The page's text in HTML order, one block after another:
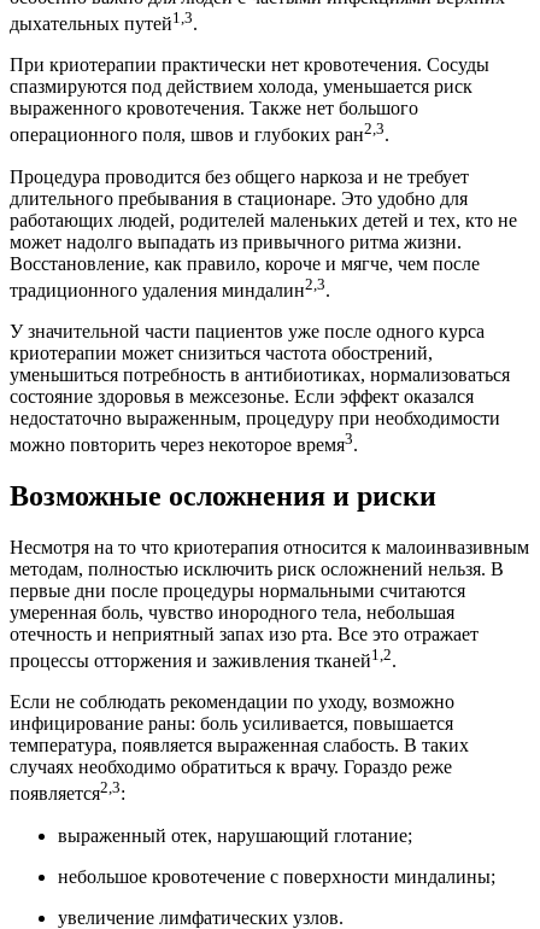
дыхательных путей1,3.
При криотерапии практически нет кровотечения. Сосуды
спазмируются под действием холода, уменьшается риск
выраженного кровотечения. Также нет большого
операционного поля, швов и глубоких ран2,3.
Процедура проводится без общего наркоза и не требует
длительного пребывания в стационаре. Это удобно для
работающих людей, родителей маленьких детей и тех, кто не
может надолго выпадать из привычного ритма жизни.
Восстановление, как правило, короче и мягче, чем после
традиционного удаления миндалин2,3.
У значительной части пациентов уже после одного курса
криотерапии может снизиться частота обострений,
уменьшиться потребность в антибиотиках, нормализоваться
состояние здоровья в межсезонье. Если эффект оказался
недостаточно выраженным, процедуру при необходимости
можно повторить через некоторое время3.
Возможные осложнения и риски
Несмотря на то что криотерапия относится к малоинвазивным
методам, полностью исключить риск осложнений нельзя. В
первые дни после процедуры нормальными считаются
умеренная боль, чувство инородного тела, небольшая
отечность и неприятный запах изо рта. Все это отражает
процессы отторжения и заживления тканей1,2.
Если не соблюдать рекомендации по уходу, возможно
инфицирование раны: боль усиливается, повышается
температура, появляется выраженная слабость. В таких
случаях необходимо обратиться к врачу. Гораздо реже
появляется2,3:
выраженный отек, нарушающий глотание;
небольшое кровотечение с поверхности миндалины;
увеличение лимфатических узлов.